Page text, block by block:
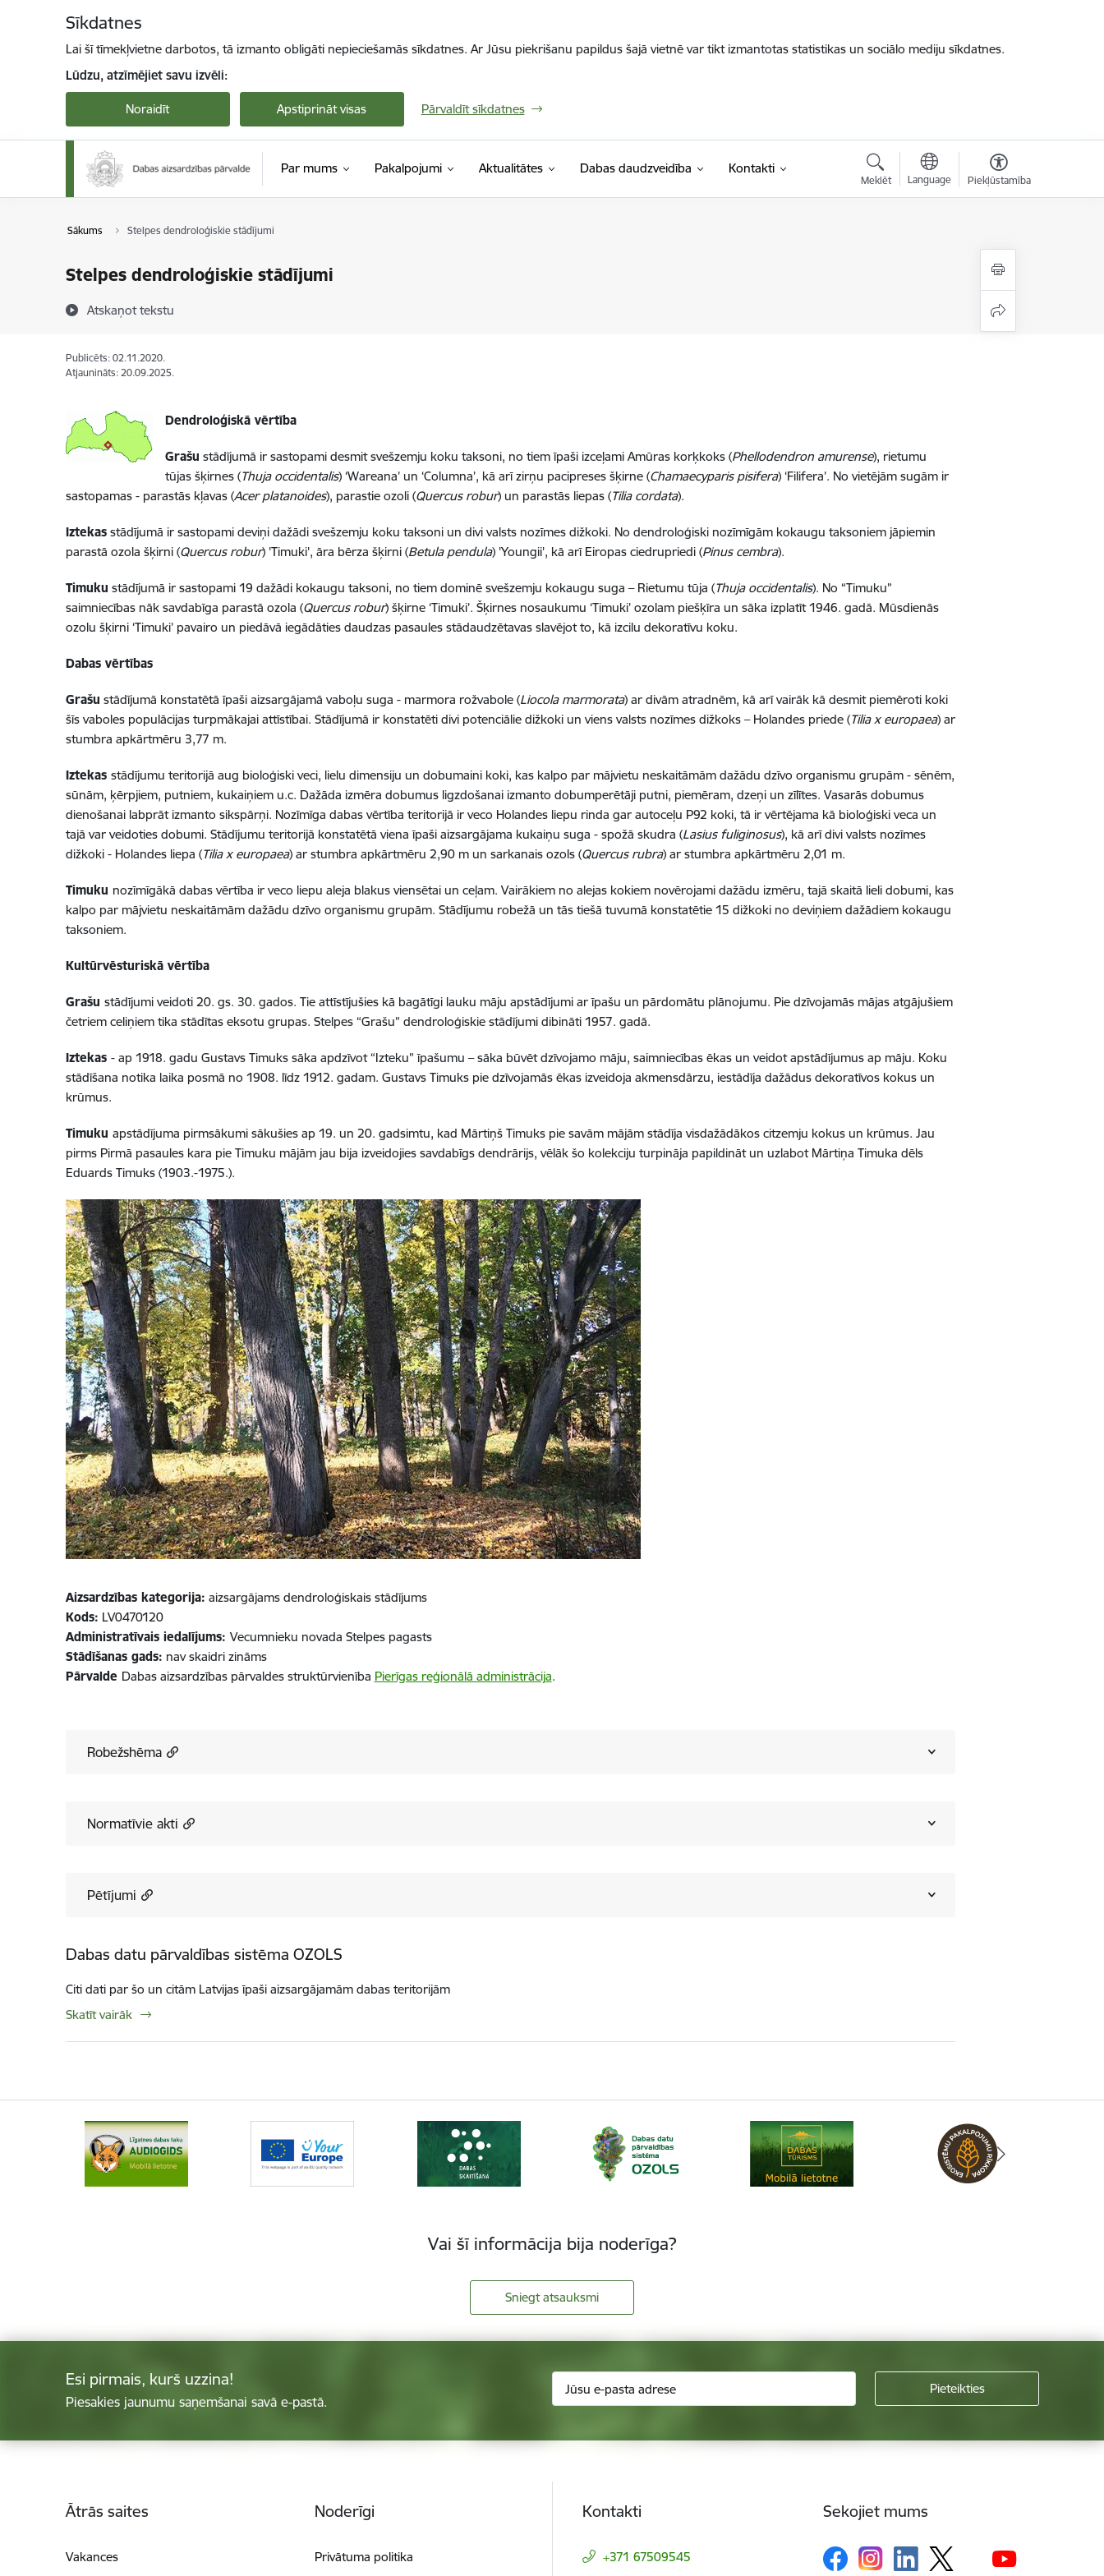
Sīkdatnes
Lai šī tīmekļvietne darbotos, tā izmanto obligāti nepieciešamās sīkdatnes. Ar Jūsu piekrišanu papildus šajā vietnē var tikt izmantotas statistikas un sociālo mediju sīkdatnes.
Lūdzu, atzīmējiet savu izvēli:
Noraidīt Apstiprināt visas Pārvaldīt sīkdatnes
Par mums Pakalpojumi Aktualitātes Dabas daudzveidība Kontakti
Meklēt Language Piekļūstamība
Sākums Stelpes dendroloģiskie stādījumi
Stelpes dendroloģiskie stādījumi
Atskaņot tekstu
Publicēts: 02.11.2020.
Atjaunināts: 20.09.2025.
Dendroloģiskā vērtība
Grašu stādījumā ir sastopami desmit svešzemju koku taksoni, no tiem īpaši izceļami Amūras korķkoks (Phellodendron amurense), rietumu
tūjas šķirnes (Thuja occidentalis) ‘Wareana’ un ‘Columna’, kā arī zirņu pacipreses šķirne (Chamaecyparis pisifera) ‘Filifera’. No vietējām sugām ir
sastopamas - parastās kļavas (Acer platanoides), parastie ozoli (Quercus robur) un parastās liepas (Tilia cordata).
Iztekasstādījumā ir sastopami deviņi dažādi svešzemju koku taksoni un divi valsts nozīmes dižkoki. No dendroloģiski nozīmīgām kokaugu taksoniem jāpiemin
parastā ozola šķirni (Quercus robur) 'Timuki', āra bērza šķirni (Betula pendula) 'Youngii', kā arī Eiropas ciedrupriedi (Pinus cembra).
Timuku stādījumā ir sastopami 19 dažādi kokaugu taksoni, no tiem dominē svešzemju kokaugu suga – Rietumu tūja (Thuja occidentalis). No “Timuku”
saimniecības nāk savdabīga parastā ozola (Quercus robur) šķirne ‘Timuki’. Šķirnes nosaukumu ‘Timuki’ ozolam piešķīra un sāka izplatīt 1946. gadā. Mūsdienās
ozolu šķirni ‘Timuki’ pavairo un piedāvā iegādāties daudzas pasaules stādaudzētavas slavējot to, kā izcilu dekoratīvu koku.
Dabas vērtības
Grašu stādījumā konstatētā īpaši aizsargājamā vaboļu suga - marmora rožvabole (Liocola marmorata) ar divām atradnēm, kā arī vairāk kā desmit piemēroti koki
šīs vaboles populācijas turpmākajai attīstībai. Stādījumā ir konstatēti divi potenciālie dižkoki un viens valsts nozīmes dižkoks – Holandes priede (Tilia x europaea) ar
stumbra apkārtmēru 3,77 m.
Iztekas stādījumu teritorijā aug bioloģiski veci, lielu dimensiju un dobumaini koki, kas kalpo par mājvietu neskaitāmām dažādu dzīvo organismu grupām - sēnēm,
sūnām, ķērpjiem, putniem, kukaiņiem u.c. Dažāda izmēra dobumus ligzdošanai izmanto dobumperētāji putni, piemēram, dzeņi un zīlītes. Vasarās dobumus
dienošanai labprāt izmanto sikspārņi. Nozīmīga dabas vērtība teritorijā ir veco Holandes liepu rinda gar autoceļu P92 koki, tā ir vērtējama kā bioloģiski veca un
tajā var veidoties dobumi. Stādījumu teritorijā konstatētā viena īpaši aizsargājama kukaiņu suga - spožā skudra (Lasius fuliginosus), kā arī divi valsts nozīmes
dižkoki - Holandes liepa (Tilia x europaea) ar stumbra apkārtmēru 2,90 m un sarkanais ozols (Quercus rubra) ar stumbra apkārtmēru 2,01 m.
Timuku nozīmīgākā dabas vērtība ir veco liepu aleja blakus viensētai un ceļam. Vairākiem no alejas kokiem novērojami dažādu izmēru, tajā skaitā lieli dobumi, kas
kalpo par mājvietu neskaitāmām dažādu dzīvo organismu grupām. Stādījumu robežā un tās tiešā tuvumā konstatētie 15 dižkoki no deviņiem dažādiem kokaugu
taksoniem.
Kultūrvēsturiskā vērtība
Grašu stādījumi veidoti 20. gs. 30. gados. Tie attīstījušies kā bagātīgi lauku māju apstādījumi ar īpašu un pārdomātu plānojumu. Pie dzīvojamās mājas atgājušiem
četriem celiņiem tika stādītas eksotu grupas. Stelpes “Grašu” dendroloģiskie stādījumi dibināti 1957. gadā.
Iztekas - ap 1918. gadu Gustavs Timuks sāka apdzīvot “Izteku” īpašumu – sāka būvēt dzīvojamo māju, saimniecības ēkas un veidot apstādījumus ap māju. Koku
stādīšana notika laika posmā no 1908. līdz 1912. gadam. Gustavs Timuks pie dzīvojamās ēkas izveidoja akmensdārzu, iestādīja dažādus dekoratīvos kokus un
krūmus.
Timuku apstādījuma pirmsākumi sākušies ap 19. un 20. gadsimtu, kad Mārtiņš Timuks pie savām mājām stādīja visdažādākos citzemju kokus un krūmus. Jau
pirms Pirmā pasaules kara pie Timuku mājām jau bija izveidojies savdabīgs dendrārijs, vēlāk šo kolekciju turpināja papildināt un uzlabot Mārtiņa Timuka dēls
Eduards Timuks (1903.-1975.).
Aizsardzības kategorija: aizsargājams dendroloģiskais stādījums
Kods: LV0470120
Administratīvais iedalījums: Vecumnieku novada Stelpes pagasts
Stādīšanas gads: nav skaidri zināms
Pārvalde Dabas aizsardzības pārvaldes struktūrvienība Pierīgas reģionālā administrācija.
Robežshēma
Normatīvie akti
Pētījumi
Dabas datu pārvaldības sistēma OZOLS
Citi dati par šo un citām Latvijas īpaši aizsargājamām dabas teritorijām
Skatīt vairāk
Vai šī informācija bija noderīga?
Sniegt atsauksmi
Esi pirmais, kurš uzzina!
Piesakies jaunumu saņemšanai savā e-pastā.
Ātrās saites
Vakances
Noderīgi
Privātuma politika
Kontakti
+371 67509545
Sekojiet mums